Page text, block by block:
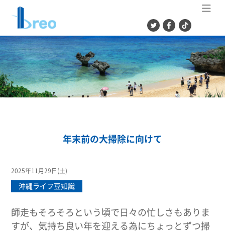
年末前の大掃除に向けて
2025年11月29日(土)
沖縄ライフ豆知識
師走もそろそろという頃で日々の忙しさもありま
すが、気持ち良い年を迎える為にちょっとずつ掃